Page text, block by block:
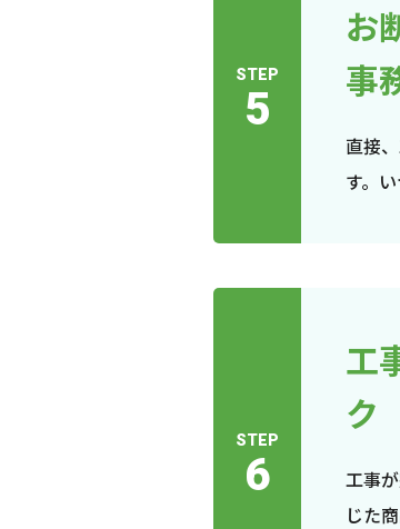
STEP
5
お
事
直接
す。
STEP
6
工
ク
工事
じた